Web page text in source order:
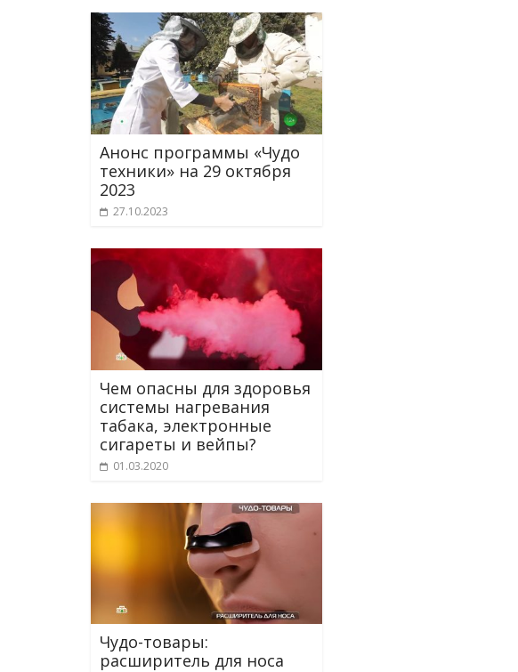
Анонс программы «Чудо
техники» на 29 октября
2023
27.10.2023
Чем опасны для здоровья
системы нагревания
табака, электронные
сигареты и вейпы?
01.03.2020
Чудо-товары:
расширитель для носа